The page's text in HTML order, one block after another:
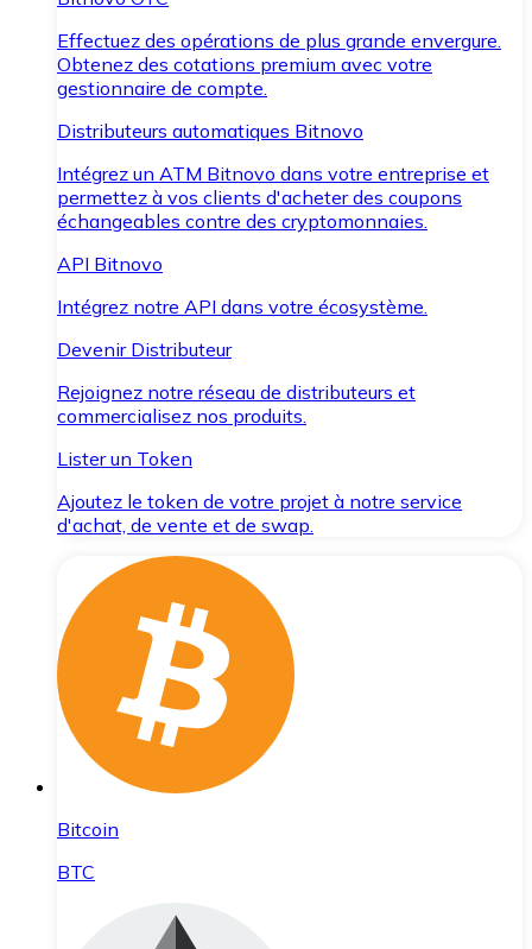
Effectuez des opérations de plus grande envergure.
Obtenez des cotations premium avec votre
gestionnaire de compte.
Distributeurs automatiques Bitnovo
Intégrez un ATM Bitnovo dans votre entreprise et
permettez à vos clients d'acheter des coupons
échangeables contre des cryptomonnaies.
API Bitnovo
Intégrez notre API dans votre écosystème.
Devenir Distributeur
Rejoignez notre réseau de distributeurs et
commercialisez nos produits.
Lister un Token
Ajoutez le token de votre projet à notre service
d'achat, de vente et de swap.
Bitcoin
BTC